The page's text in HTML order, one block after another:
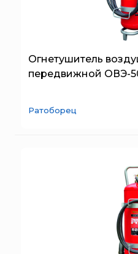
Огнетушитель
передвижной ОВЭ-
Ратоборец